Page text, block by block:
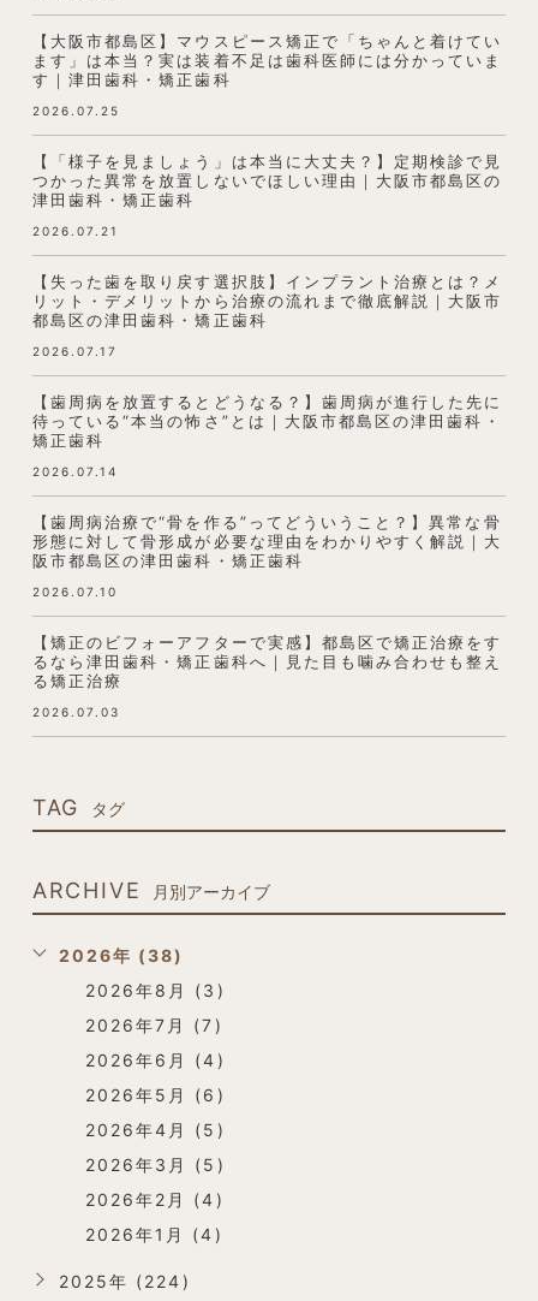
【大阪市都島区】マウスピース矯正で「ちゃんと着けてい
ます」は本当？実は装着不足は歯科医師には分かっていま
す｜津田歯科・矯正歯科
2026.07.25
【「様子を見ましょう」は本当に大丈夫？】定期検診で見
つかった異常を放置しないでほしい理由｜大阪市都島区の
津田歯科・矯正歯科
2026.07.21
【失った歯を取り戻す選択肢】インプラント治療とは？メ
リット・デメリットから治療の流れまで徹底解説｜大阪市
都島区の津田歯科・矯正歯科
2026.07.17
【歯周病を放置するとどうなる？】歯周病が進行した先に
待っている“本当の怖さ”とは｜大阪市都島区の津田歯科・
矯正歯科
2026.07.14
【歯周病治療で“骨を作る”ってどういうこと？】異常な骨
形態に対して骨形成が必要な理由をわかりやすく解説｜大
阪市都島区の津田歯科・矯正歯科
2026.07.10
【矯正のビフォーアフターで実感】都島区で矯正治療をす
るなら津田歯科・矯正歯科へ｜見た目も噛み合わせも整え
る矯正治療
2026.07.03
TAG タグ
ARCHIVE 月別アーカイブ
2026年 (38)
2026年8月 (3)
2026年7月 (7)
2026年6月 (4)
2026年5月 (6)
2026年4月 (5)
2026年3月 (5)
2026年2月 (4)
2026年1月 (4)
2025年 (224)